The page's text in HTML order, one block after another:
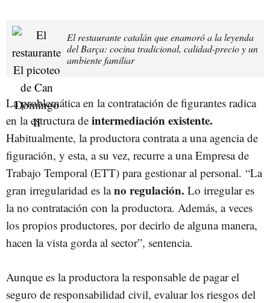
El restaurante catalán que enamoró a la leyenda
del Barça: cocina tradicional, calidad-precio y un
ambiente familiar
La problemática en la contratación de figurantes radica
en la estructura de intermediación existente.
Habitualmente, la productora contrata a una agencia de
figuración, y esta, a su vez, recurre a una Empresa de
Trabajo Temporal (ETT) para gestionar al personal. “La
gran irregularidad es lano regulación. Lo irregular es
la no contratación con la productora. Además, a veces
los propios productores, por decirlo de alguna manera,
hacen la vista gorda al sector”, sentencia.
Aunque es la productora la responsable de pagar el
seguro de responsabilidad civil, evaluar los riesgos del